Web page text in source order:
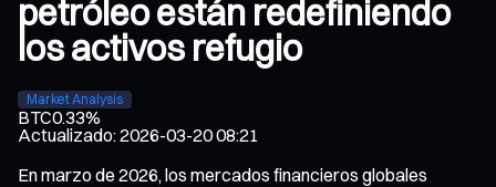
petróleo están redefiniendo
los activos refugio
Market Analysis
BTC0.33%
Actualizado:2026-03-20 08:21
En marzo de 2026, los mercados financieros globales